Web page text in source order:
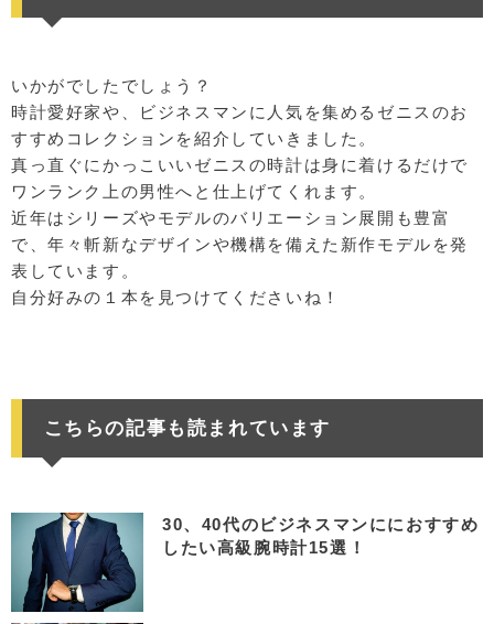
いかがでしたでしょう？
時計愛好家や、ビジネスマンに人気を集めるゼニスのお
すすめコレクションを紹介していきました。
真っ直ぐにかっこいいゼニスの時計は身に着けるだけで
ワンランク上の男性へと仕上げてくれます。
近年はシリーズやモデルのバリエーション展開も豊富
で、年々斬新なデザインや機構を備えた新作モデルを発
表しています。
自分好みの１本を見つけてくださいね！
こちらの記事も読まれています
30、40代のビジネスマンににおすすめ
したい高級腕時計15選！